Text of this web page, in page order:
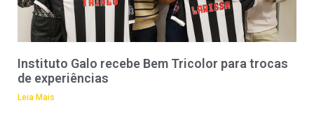
Instituto Galo recebe Bem Tricolor para trocas
de experiências
Leia Mais